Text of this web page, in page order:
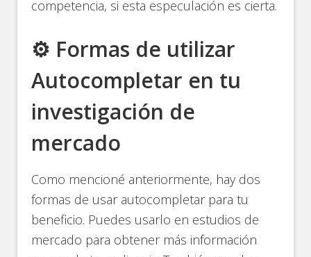
competencia, si esta especulación es cierta.
⚙️ Formas de utilizar
Autocompletar en tu
investigación de
mercado
Como mencioné anteriormente, hay dos
formas de usar autocompletar para tu
beneficio. Puedes usarlo en estudios de
mercado para obtener más información